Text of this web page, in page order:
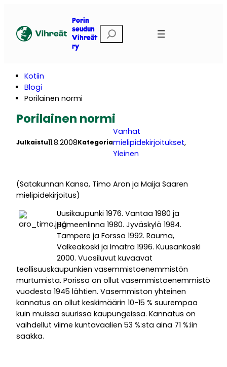
Porin
seudun
Vihreät
ry
t
Kotiin
Blogi
Porilainen normi
Porilainen normi
Julkaistu11.8.2008Kategoria
Vanhat
mielipidekirjoitukset
Yleinen
(Satakunnan Kansa, Timo Aron ja Maija Saaren
mielipidekirjoitus)
Uusikaupunki 1976. Vantaa 1980 ja
Hämeenlinna 1980. Jyväskylä 1984.
Tampere ja Forssa 1992. Rauma,
Valkeakoski ja Imatra 1996. Kuusankoski
2000. Vuosiluvut kuvaavat
teollisuuskaupunkien vasemmistoenemmistön
murtumista. Porissa on ollut vasemmistoenemmistö
vuodesta 1945 lähtien. Vasemmiston yhteinen
kannatus on ollut keskimäärin 10-15 % suurempaa
kuin muissa suurissa kaupungeissa. Kannatus on
vaihdellut viime kuntavaalien 53 %:sta aina 71 %:iin
saakka.